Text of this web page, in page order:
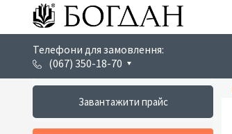
Телефони для замовлення:
(067) 350-18-70
Завантажити прайс